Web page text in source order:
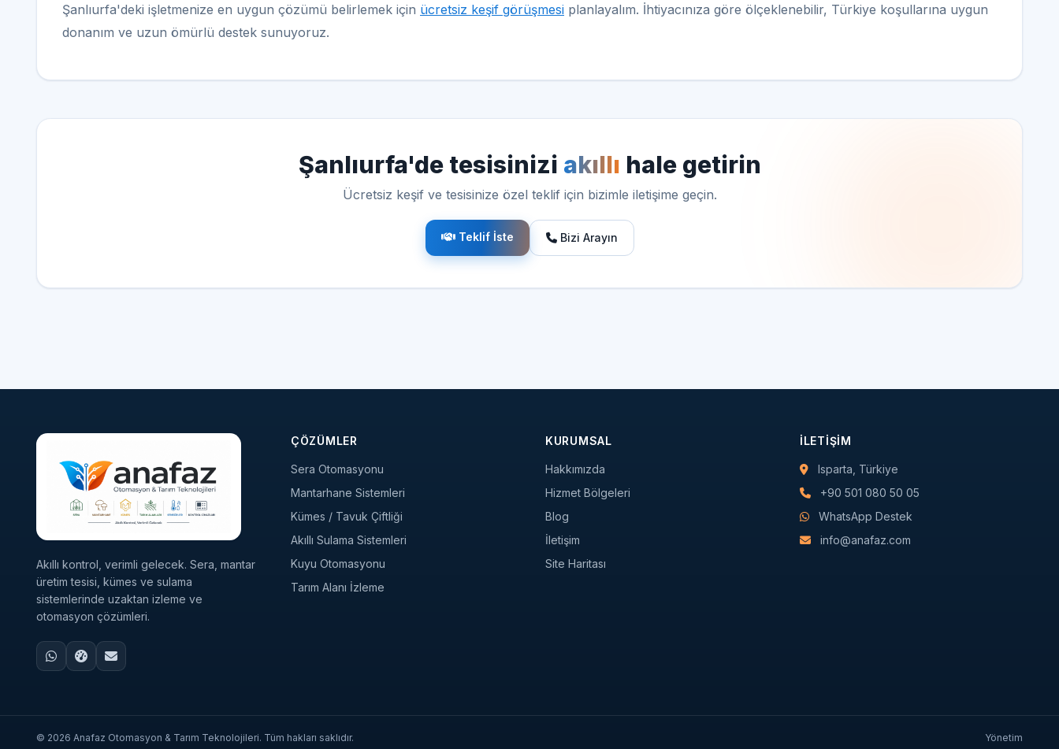
Şanlıurfa'deki işletmenize en uygun çözümü belirlemek için ücretsiz keşif görüşmesi planlayalım. İhtiyacınıza göre ölçeklenebilir, Türkiye koşullarına uygun
donanım ve uzun ömürlü destek sunuyoruz.
Şanlıurfa'de tesisinizi akıllı hale getirin
Ücretsiz keşif ve tesisinize özel teklif için bizimle iletişime geçin.
Teklif İste Bizi Arayın
Akıllı kontrol, verimli gelecek. Sera, mantar
üretim tesisi, kümes ve sulama
sistemlerinde uzaktan izleme ve
otomasyon çözümleri.
ÇÖZÜMLER
Sera Otomasyonu
Mantarhane Sistemleri
Kümes / Tavuk Çiftliği
Akıllı Sulama Sistemleri
Kuyu Otomasyonu
Tarım Alanı İzleme
KURUMSAL
Hakkımızda
Hizmet Bölgeleri
Blog
İletişim
Site Haritası
İLETIŞIM
Isparta, Türkiye
+90 501 080 50 05
WhatsApp Destek
info@anafaz.com
© 2026 Anafaz Otomasyon & Tarım Teknolojileri. Tüm hakları saklıdır. Yönetim